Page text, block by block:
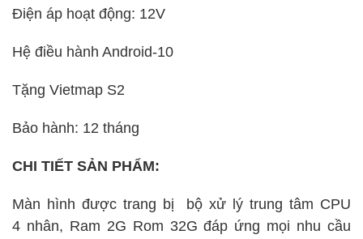
Điện áp hoạt động: 12V
Hệ điều hành Android-10
Tặng Vietmap S2
Bảo hành: 12 tháng
CHI TIẾT SẢN PHẨM:
Màn hình được trang bị bộ xử lý trung tâm CPU
4 nhân, Ram 2G Rom 32G đáp ứng mọi nhu cầu